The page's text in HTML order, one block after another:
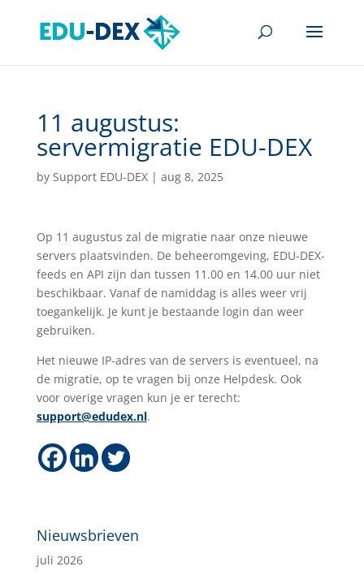
11 augustus:
servermigratie EDU-DEX
by Support EDU-DEX| aug 8, 2025
Op 11 augustus zal de migratie naar onze nieuwe
servers plaatsvinden. De beheeromgeving, EDU-DEX-
feeds en API zijn dan tussen 11.00 en 14.00 uur niet
beschikbaar. Vanaf de namiddag is alles weer vrij
toegankelijk. Je kunt je bestaande login dan weer
gebruiken.
Het nieuwe IP-adres van de servers is eventueel, na
de migratie, op te vragen bij onze Helpdesk. Ook
voor overige vragen kun je er terecht:
support@edudex.nl.
Nieuwsbrieven
juli 2026